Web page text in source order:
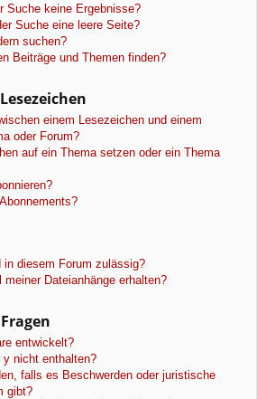
Suche keine Ergebnisse?
Suche eine leere Seite?
suchen?
Beiträge und Themen finden?
einem Lesezeichen und einem
oder Forum?
auf ein Thema setzen oder ein Thema
in diesem Forum zulässig?
Dateianhänge erhalten?
entwickelt?
nicht enthalten?
falls es Beschwerden oder juristische
gibt?